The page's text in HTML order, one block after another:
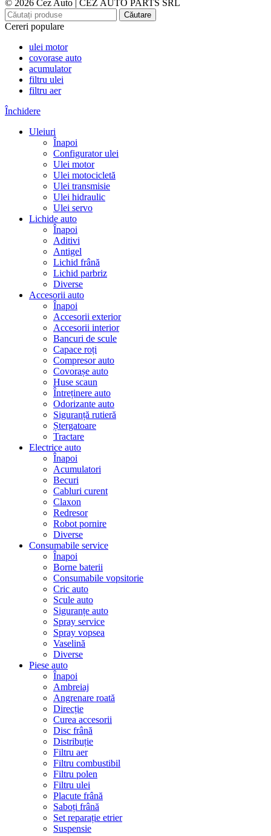
© 2026 Cez Auto | CEZ AUTO PARTS SRL
Căutare
Cereri populare
ulei motor
covorase auto
acumulator
filtru ulei
filtru aer
Închidere
Uleiuri
Înapoi
Configurator ulei
Ulei motor
Ulei motocicletă
Ulei transmisie
Ulei hidraulic
Ulei servo
Lichide auto
Înapoi
Aditivi
Antigel
Lichid frână
Lichid parbriz
Diverse
Accesorii auto
Înapoi
Accesorii exterior
Accesorii interior
Bancuri de scule
Capace roți
Compresor auto
Covorașe auto
Huse scaun
Întreținere auto
Odorizante auto
Siguranță rutieră
Ștergatoare
Tractare
Electrice auto
Înapoi
Acumulatori
Becuri
Cabluri curent
Claxon
Redresor
Robot pornire
Diverse
Consumabile service
Înapoi
Borne baterii
Consumabile vopsitorie
Cric auto
Scule auto
Siguranțe auto
Spray service
Spray vopsea
Vaselină
Diverse
Piese auto
Înapoi
Ambreiaj
Angrenare roată
Direcție
Curea accesorii
Disc frână
Distribuție
Filtru aer
Filtru combustibil
Filtru polen
Filtru ulei
Placute frână
Saboți frână
Set reparație etrier
Suspensie